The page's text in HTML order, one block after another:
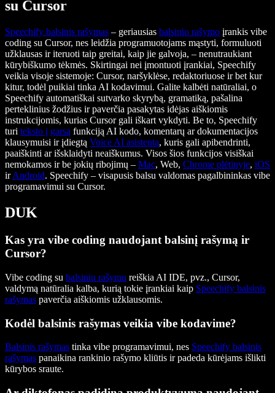
su Cursor
Speechify balsinis rašymas – geriausias balsinio rašymo įrankis vibe
coding su Cursor, nes leidžia programuotojams mąstyti, formuluoti
užklausas ir iteruoti taip greitai, kaip jie galvoja, – nenutraukiant
kūrybiškumo tėkmės. Skirtingai nei įmontuoti įrankiai, Speechify
veikia visoje sistemoje: Cursor, naršyklėse, redaktoriuose ir bet kur
kitur, todėl puikiai tinka AI kodavimui. Galite kalbėti natūraliai, o
Speechify automatiškai sutvarko skyrybą, gramatiką, pašalina
perteklinius žodžius ir paverčia pasakytas idėjas aiškiomis
instrukcijomis, kurias Cursor gali iškart vykdyti. Be to, Speechify
turi teksto į garsą funkciją AI kodo, komentarų ar dokumentacijos
klausymuisi ir įdiegtą Voice AI asistentą, kuris gali apibendrinti,
paaiškinti ar išsklaidyti neaiškumus. Visos šios funkcijos visiškai
nemokamos ir be jokių ribojimų – Mac, Web, Chrome plėtinyje, iOS
irAndroid. Speechify – visapusis balsu valdomas pagalbininkas vibe
programavimui su Cursor.
DUK
Kas yra vibe coding naudojant balsinį rašymą ir
Cursor?
Vibe coding su balsiniu rašymu reiškia AI IDE, pvz., Cursor,
valdymą natūralia kalba, kurią tokie įrankiai kaip Speechify balsinis
rašymas paverčia aiškiomis užklausomis.
Kodėl balsinis rašymas veikia vibe kodavime?
Balsinis rašymas tinka vibe programavimui, nes Speechify balsinis
rašymas panaikina rankinio rašymo kliūtis ir padeda kūrėjams išlikti
kūrybos sraute.